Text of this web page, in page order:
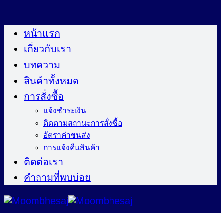
ไป
หน้าแรก
เกี่ยวกับเรา
บทความ
สินค้าทั้งหมด
การสั่งซื้อ
แจ้งชำระเงิน
ติดตามสถานะการสั่งซื้อ
อัตราค่าขนส่ง
การแจ้งคืนสินค้า
ติดต่อเรา
คำถามที่พบบ่อย